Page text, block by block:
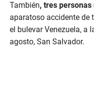
También, tres
aparatoso accidente de
el bulevar Venezuela, a
agosto, San Salvador.